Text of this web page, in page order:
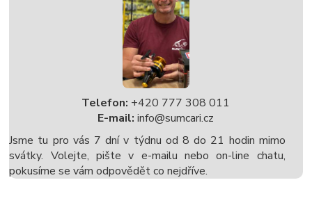
Telefon: +420 777 308 011
E-mail: info@sumcari.cz
Jsme tu pro vás 7 dní v týdnu od 8 do 21 hodin mimo
svátky. Volejte, pište v e-mailu nebo on-line chatu,
pokusíme se vám odpovědět co nejdříve.